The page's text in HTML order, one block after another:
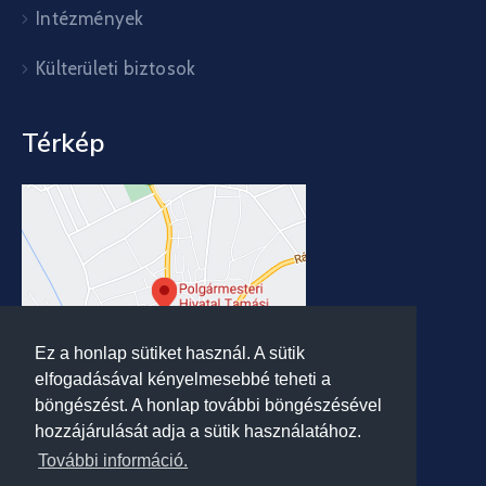
Ez a honlap sütiket használ. A sütik
elfogadásával kényelmesebbé teheti a
böngészést. A honlap további böngészésével
hozzájárulását adja a sütik használatához.
További információ.
Intézmények
Külterületi biztosok
Térkép